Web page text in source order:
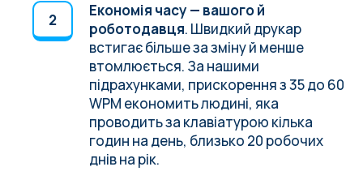
Економія часу — вашого й
роботодавця. Швидкий друкар
встигає більше за зміну й менше
втомлюється. За нашими
підрахунками, прискорення з 35 до 60
WPM економить людині, яка
проводить за клавіатурою кілька
годин на день, близько 20 робочих
днів на рік.